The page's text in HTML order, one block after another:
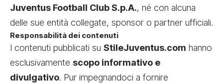
Juventus Football Club S.p.A., né con alcuna
delle sue entità collegate, sponsor o partner ufficiali.
Responsabilità dei contenuti
I contenuti pubblicati su StileJuventus.com hanno
esclusivamente scopo informativo e
divulgativo. Pur impegnandoci a fornire